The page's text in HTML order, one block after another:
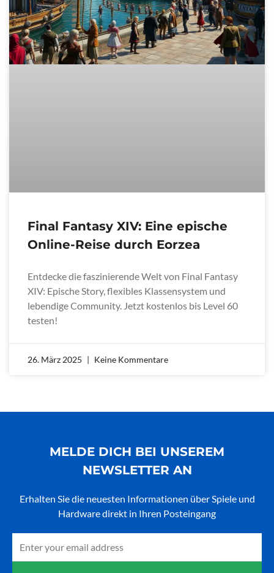
Final Fantasy XIV: Eine epische
Online-Reise durch Eorzea
Entdecke die faszinierende Welt von Final Fantasy
XIV: Epische Story, flexibles Klassensystem und
lebendige Community. Jetzt kostenlos bis Level 60
testen!
26. März 2025 Keine Kommentare
MELDE DICH BEI UNSEREM
NEWSLETTER AN
Erhalten Sie die neuesten Informationen über Spiele und
Hardware direkt in Ihren Posteingang